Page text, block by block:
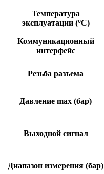
Температура
эксплуатации (°C)
Коммуникационный
интерфейс
Резьба разъема
Давление max (бар)
Выходной сигнал
Диапазон измерения (бар)